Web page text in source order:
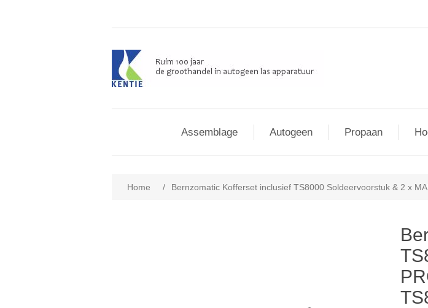
Assemblage Autogeen Propaan
Home / Bernzomatic Kofferset inclusief TS8000 Soldeervoorstuk & 2 x